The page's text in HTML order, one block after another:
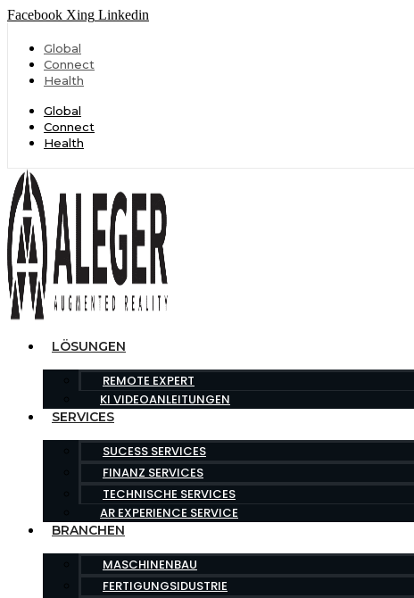
Facebook Xing Linkedin
Global
Connect
Health
Global
Connect
Health
LÖSUNGEN
REMOTE EXPERT
KI VIDEOANLEITUNGEN
SERVICES
SUCESS SERVICES
FINANZ SERVICES
TECHNISCHE SERVICES
AR EXPERIENCE SERVICE
BRANCHEN
MASCHINENBAU
FERTIGUNGSIDUSTRIE